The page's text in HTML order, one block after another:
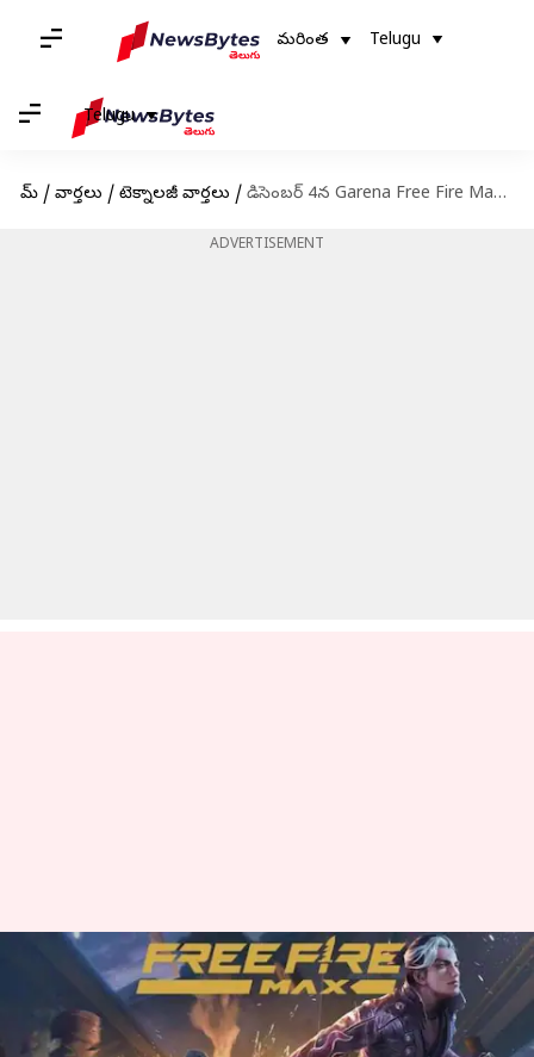
మరింత Telugu
Telugu
హోమ్ / వార్తలు / టెక్నాలజీ వార్తలు / డిసెంబర్ 4న Garena Free Fire Max కోడ్‌లు రీడీమ్ చేసుకునే విధానం
ADVERTISEMENT
డిసెంబర్ 4న Garena Free Fire
Max కోడ్‌లు రీడీమ్ చేసుకునే
విధానం